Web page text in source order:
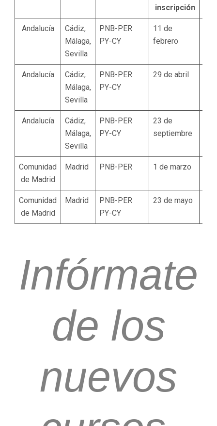
inscripción
Andalucía
Cádiz,
Málaga,
Sevilla
PNB-PER
PY-CY
11 de
febrero
Andalucía
Cádiz,
Málaga,
Sevilla
PNB-PER
PY-CY
29 de abril
Andalucía
Cádiz,
Málaga,
Sevilla
PNB-PER
PY-CY
23 de
septiembre
Comunidad
de Madrid
Madrid PNB-PER 1 de marzo
Comunidad
de Madrid
Madrid
PNB-PER
PY-CY
23 de mayo
Infórmate
de los
nuevos